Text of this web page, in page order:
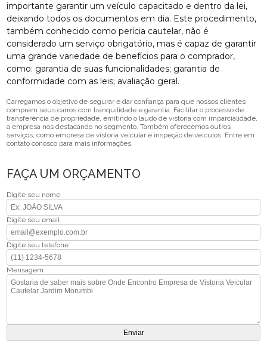
importante garantir um veículo capacitado e dentro da lei,
deixando todos os documentos em dia. Este procedimento,
também conhecido como perícia cautelar, não é
considerado um serviço obrigatório, mas é capaz de garantir
uma grande variedade de benefícios para o comprador,
como: garantia de suas funcionalidades; garantia de
conformidade com as leis; avaliação geral.
Carregamos o objetivo de segurar e dar confiança para que nossos clientes
comprem seus carros com tranquilidade e garantia. Facilitar o processo de
transferência de propriedade, emitindo o laudo de vistoria com imparcialidade,
a empresa nos destacando no segmento. Também oferecemos outros
serviços, como empresa de vistoria veicular e inspeção de veículos. Entre em
contato conosco para mais informações.
FAÇA UM ORÇAMENTO
Digite seu nome
Digite seu email
Digite seu telefone
Mensagem